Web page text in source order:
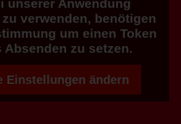
unserer Anwendung
verwenden, benötigen
um einen Token
Absenden zu setzen.
Einstellungen ändern